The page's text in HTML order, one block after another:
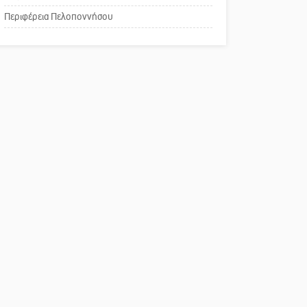
Το δικό σας σχόλιο:
Παράδειγμα κοινωνικής
Περιφέρεια Πελοποννήσου